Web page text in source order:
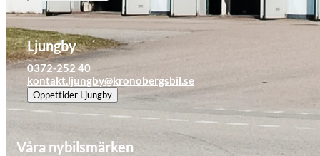
Skadeverkstad
Ljungby
0372-252 40
kontakt.ljungby@kronobergsbil.se
Öppettider Ljungby
Våra nybilsmärken